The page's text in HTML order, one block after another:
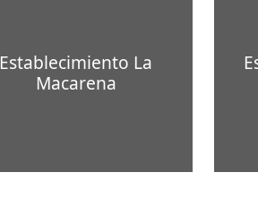
Establecimiento La
Macarena